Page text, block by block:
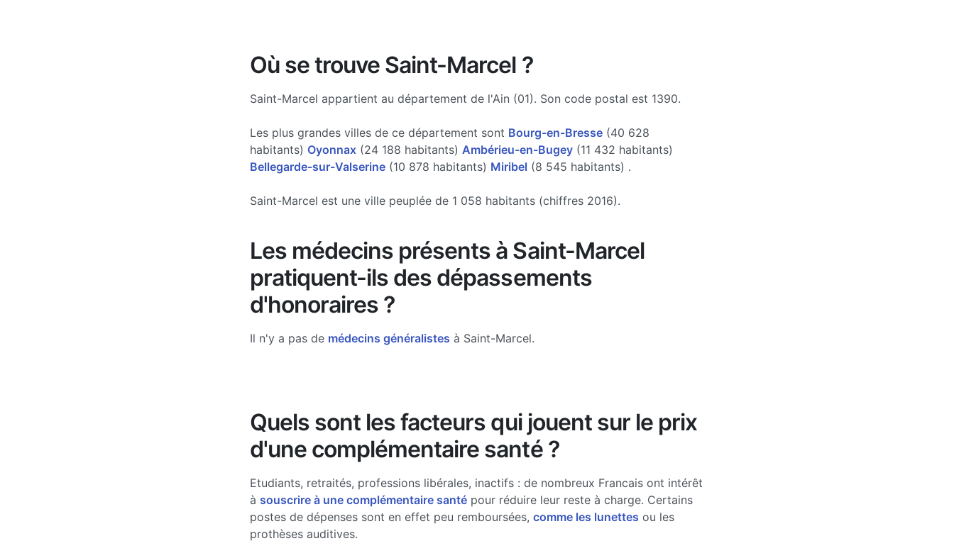
Où se trouve Saint-Marcel ?
Saint-Marcel appartient au département de l'Ain (01). Son code postal est 1390.
Les plus grandes villes de ce département sont Bourg-en-Bresse(40 628
habitants) Oyonnax(24 188 habitants) Ambérieu-en-Bugey(11 432 habitants)
Bellegarde-sur-Valserine(10 878 habitants) Miribel (8 545 habitants) .
Saint-Marcel est une ville peuplée de 1 058 habitants (chiffres 2016).
Les médecins présents à Saint-Marcel
pratiquent-ils des dépassements
d'honoraires ?
Il n'y a pas de médecins généralistes à Saint-Marcel.
Quels sont les facteurs qui jouent sur le prix
d'une complémentaire santé ?
Etudiants, retraités, professions libérales, inactifs : de nombreux Francais ont intérêt
à souscrire à une complémentaire santépour réduire leur reste à charge. Certains
postes de dépenses sont en effet peu remboursées, comme les lunettes ou les
prothèses auditives.